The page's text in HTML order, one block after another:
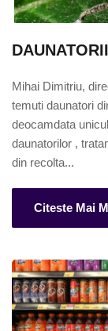
Mihai Dimitriu,
temuti daunatori
deocamdata
daunatorilor ,
din recolta...
Citeste Mai